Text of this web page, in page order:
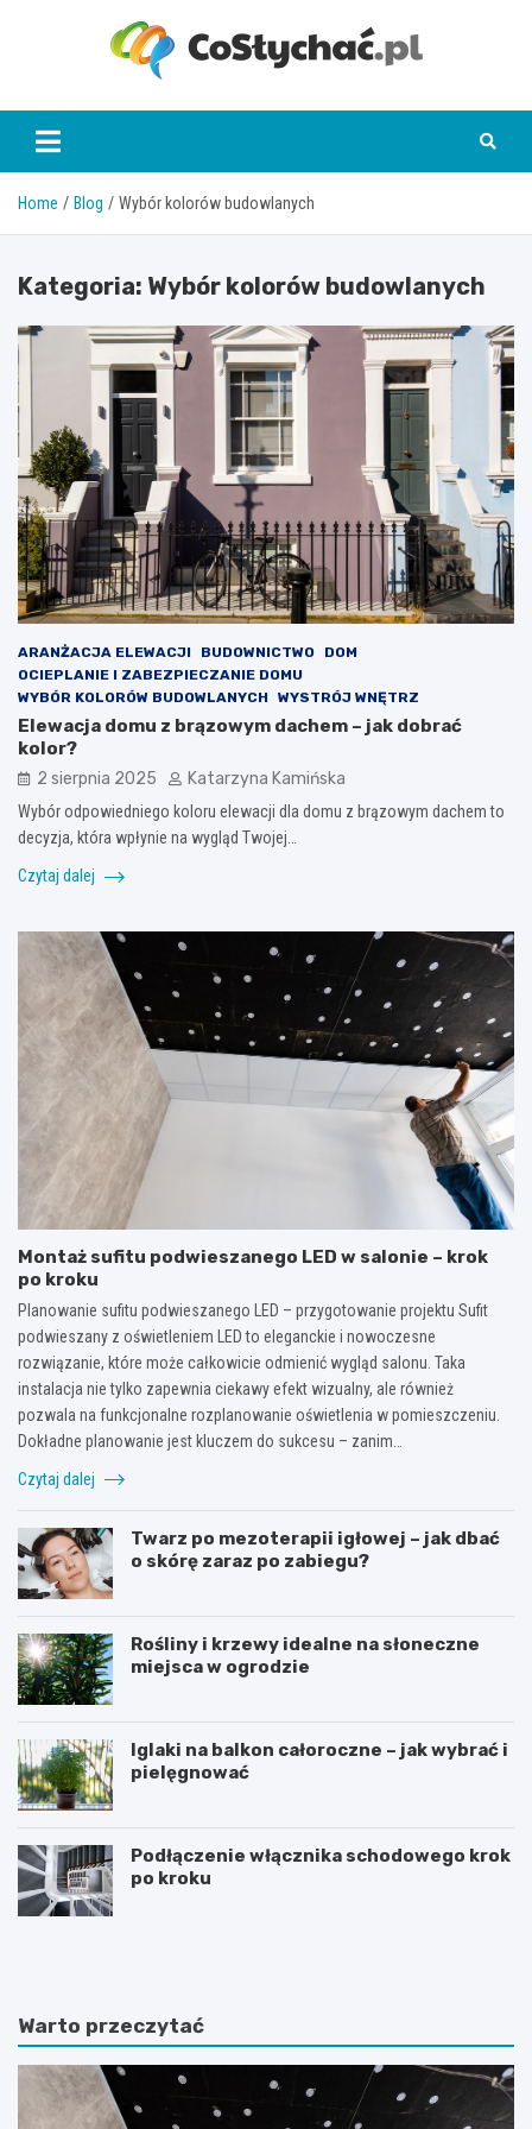
coslychac.pl
Home Blog Wybór kolorów budowlanych
Kategoria: Wybór kolorów budowlanych
ARANŻACJA ELEWACJI BUDOWNICTWO
DOM
OCIEPLANIE I ZABEZPIECZANIE DOMU
WYBÓR KOLORÓW BUDOWLANYCH
WYSTRÓJ WNĘTRZ
Elewacja domu z brązowym dachem – jak dobrać
kolor?
2 sierpnia 2025 Katarzyna Kamińska
Wybór odpowiedniego koloru elewacji dla domu z brązowym dachem to
decyzja, która wpłynie na wygląd Twojej…
Czytaj dalej
Montaż sufitu podwieszanego LED w salonie – krok
po kroku
Planowanie sufitu podwieszanego LED – przygotowanie projektu Sufit
podwieszany z oświetleniem LED to eleganckie i nowoczesne
rozwiązanie, które może całkowicie odmienić wygląd salonu. Taka
instalacja nie tylko zapewnia ciekawy efekt wizualny, ale również
pozwala na funkcjonalne rozplanowanie oświetlenia w pomieszczeniu.
Dokładne planowanie jest kluczem do sukcesu – zanim…
Czytaj dalej
Twarz po mezoterapii igłowej – jak dbać
o skórę zaraz po zabiegu?
Rośliny i krzewy idealne na słoneczne
miejsca w ogrodzie
Iglaki na balkon całoroczne – jak wybrać i
pielęgnować
Podłączenie włącznika schodowego krok
po kroku
R
n
y
d
C
e
t
a
Warto przeczytać